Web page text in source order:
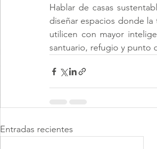
Hablar de casas
diseñar espacios donde
utilicen con mayor
santuario, refugio y punto
Entradas recientes